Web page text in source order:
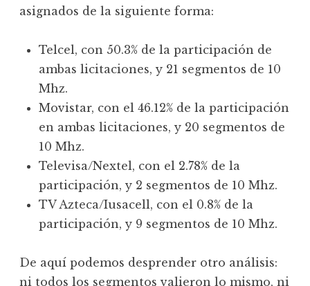
asignados de la siguiente forma:
Telcel, con 50.3% de la participación de
ambas licitaciones, y 21 segmentos de 10
Mhz.
Movistar, con el 46.12% de la participación
en ambas licitaciones, y 20 segmentos de
10 Mhz.
Televisa/Nextel, con el 2.78% de la
participación, y 2 segmentos de 10 Mhz.
TV Azteca/Iusacell, con el 0.8% de la
participación, y 9 segmentos de 10 Mhz.
De aquí podemos desprender otro análisis:
ni todos los segmentos valieron lo mismo, ni